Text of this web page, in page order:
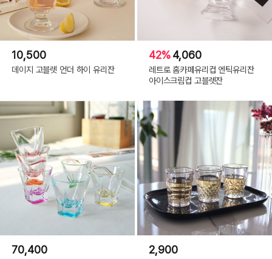
10,500
데이지 고블렛 언더 하이 유리잔
42%4,060
레트로 홈카페유리컵 엔틱유리잔
아이스크림컵 고블렛잔
70,400 2,900